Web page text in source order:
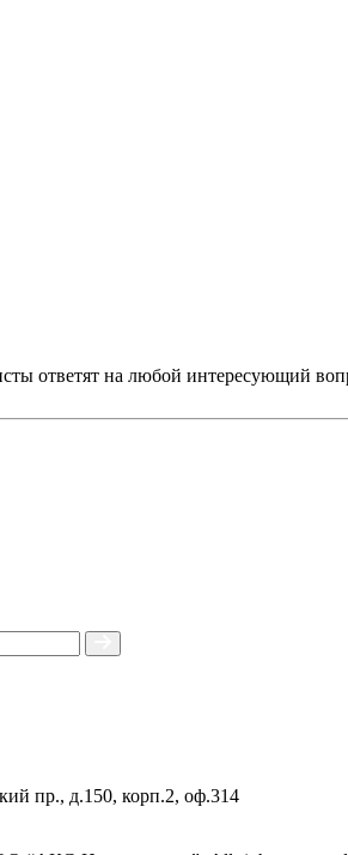
ответят на любой интересующий
пр., д.150, корп.2, оф.314